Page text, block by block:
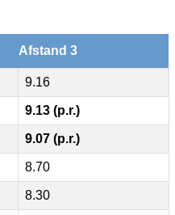
Afstand 3
9.16
9.13 (p.r.)
9.07 (p.r.)
8.70
8.30